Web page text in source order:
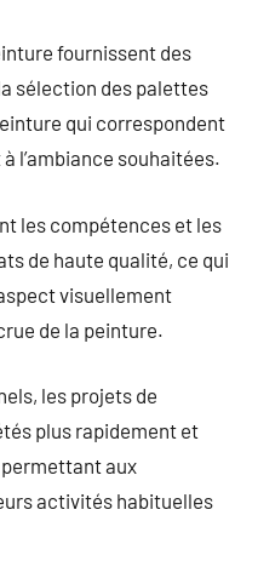
fournissent des
sélection des palettes
qui correspondent
l’ambiance souhaitées.
les compétences et les
de haute qualité, ce qui
visuellement
de la peinture.
les projets de
plus rapidement et
aux
activités habituelles